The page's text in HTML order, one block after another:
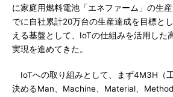
に家庭用燃料電池「エネファーム」の生
でに自社累計20万台の生産達成を目標と
える基盤として、IoTの仕組みを活用した
実現を進めてきた。
IoTへの取り組みとして、まず4M3H（
決めるMan、Machine、Material、